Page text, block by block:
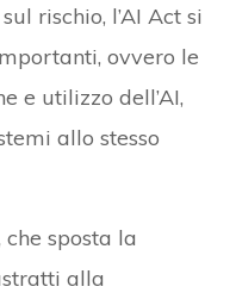
rischio, l’AI Act si
ovvero le
e utilizzo dell’AI,
allo stesso
sposta la
alla